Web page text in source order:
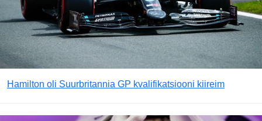
Hamilton oli Suurbritannia GP kvalifikatsiooni kiireim